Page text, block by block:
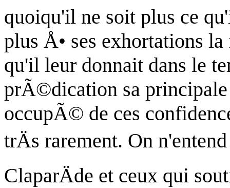
quoiqu'il ne soit plus ce
plus Å• ses exhortations
qu'il leur donnait dans le
prÃ©dication sa
occupÃ© de ces
trÄs rarement. On
ClaparÄde et ceux qui